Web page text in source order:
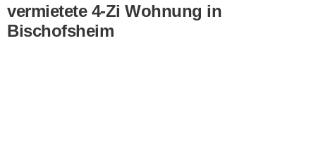
vermietete 4-Zi Wohnung in
Bischofsheim